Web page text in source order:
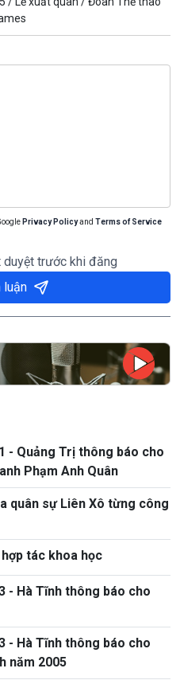
Privacy Policyand Terms of Service
trước khi đăng
luận
- Quảng Trị thông báo cho
Phạm Anh Quân
quân sự Liên Xô từng công
tác khoa học
- Hà Tĩnh thông báo cho
- Hà Tĩnh thông báo cho
năm 2005